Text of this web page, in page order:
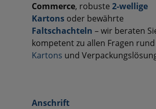
Commerce, robuste 2-wellige
Kartons oder bewährte
Faltschachteln – wir beraten
kompetent zu allen Fragen
Kartons und
Anschrift